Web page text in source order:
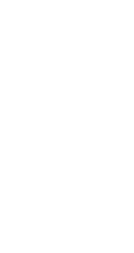
Than, Ward
setting, including
motorbike